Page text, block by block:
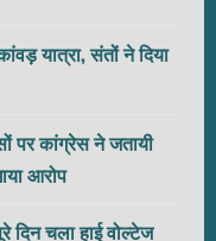
यात्रा, संतों ने दिया
पर कांग्रेस ने जतायी
आरोप
दिन चला हाई वोल्टेज